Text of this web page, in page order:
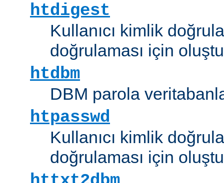
htdigest
Kullanıcı kimlik
doğrulaması için
htdbm
DBM parola
htpasswd
Kullanıcı kimlik
doğrulaması için